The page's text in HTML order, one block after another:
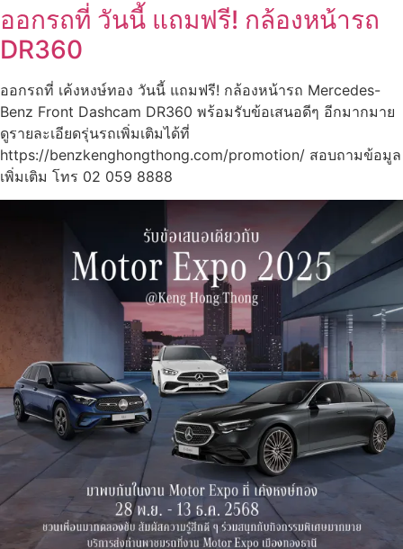
ออกรถที่ วันนี้ แถมฟรี! กล้องหน้ารถ
DR360
ออกรถที่ เค้งหงษ์ทอง วันนี้ แถมฟรี! กล้องหน้ารถ Mercedes-
Benz Front Dashcam DR360 พร้อมรับข้อเสนอดีๆ อีกมากมาย
ดูรายละเอียดรุ่นรถเพิ่มเติมได้ที่
https://benzkenghongthong.com/promotion/ สอบถามข้อมูล
เพิ่มเติม โทร 02 059 8888